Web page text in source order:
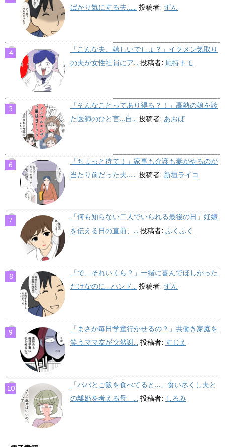
ばかり気にする夫…... 投稿者: ずん
「こんな夫、嬉しいでしょ？」イクメン気取り
の夫が女性社員にア... 投稿者: 尾持トモ
「そんなことってあり得る？！」高熱の娘を診
た医師のひと言…自... 投稿者: あおば
「ちょっと待て！」家事も介護も妻がやるのが
当たり前だった夫…... 投稿者: 新垣ライコ
「何も知らない二人でいられる最後の日」妊娠
を伝える日の直前、... 投稿者: ふくふく
「で、それいくら？」一緒に喜んでほしかった
だけなのに…ハンド... 投稿者: ずん
「まさか毎日学童行かせるの？」共働き家庭を
笑うママ友が突然謝... 投稿者: すじえ
「パパとご飯を食べてると…」食い尽くし夫と
の離婚を考える母、... 投稿者: しろみ